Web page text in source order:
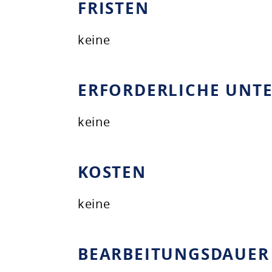
FRISTEN
keine
ERFORDERLICHE
keine
KOSTEN
keine
BEARBEITUNGSDAUER